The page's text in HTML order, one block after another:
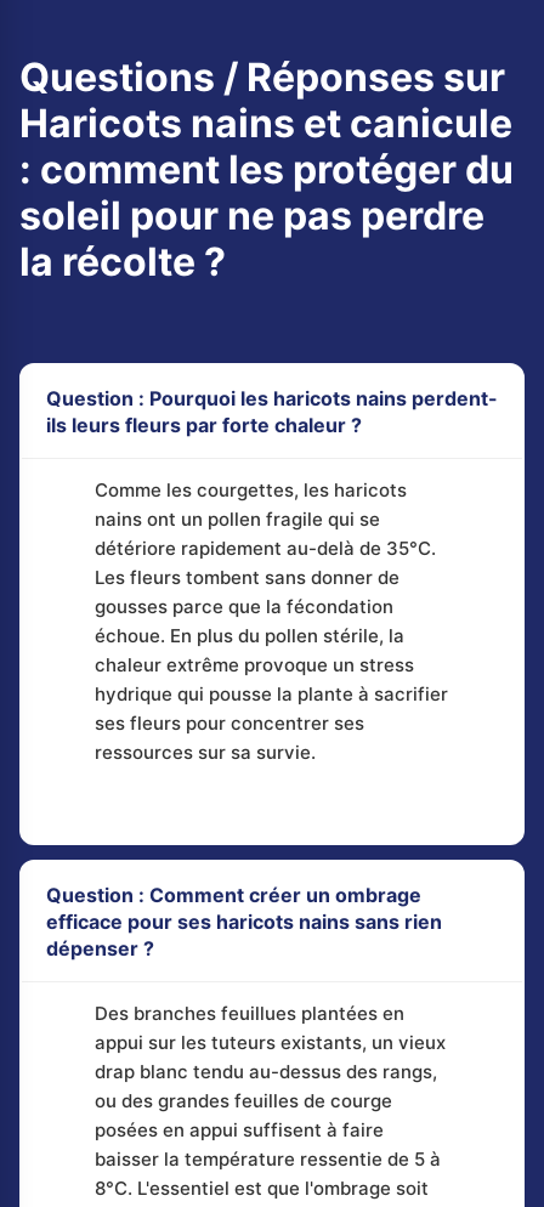
Questions / Réponses sur
Haricots nains et canicule
: comment les protéger du
soleil pour ne pas perdre
la récolte ?
Question : Pourquoi les haricots nains perdent-
ils leurs fleurs par forte chaleur ?
Comme les courgettes, les haricots
nains ont un pollen fragile qui se
détériore rapidement au-delà de 35°C.
Les fleurs tombent sans donner de
gousses parce que la fécondation
échoue. En plus du pollen stérile, la
chaleur extrême provoque un stress
hydrique qui pousse la plante à sacrifier
ses fleurs pour concentrer ses
ressources sur sa survie.
Question : Comment créer un ombrage
efficace pour ses haricots nains sans rien
dépenser ?
Des branches feuillues plantées en
appui sur les tuteurs existants, un vieux
drap blanc tendu au-dessus des rangs,
ou des grandes feuilles de courge
posées en appui suffisent à faire
baisser la température ressentie de 5 à
8°C. L'essentiel est que l'ombrage soit